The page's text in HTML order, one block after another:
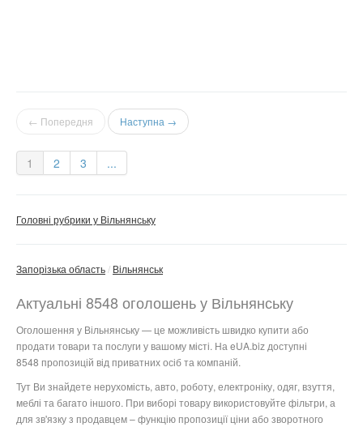
← Попередня Наступна →
1 2 3 ...
Головні рубрики у Вільнянську
Запорізька область Вільнянськ
Актуальні 8548 оголошень у Вільнянську
Оголошення у Вільнянську — це можливість швидко купити або
продати товари та послуги у вашому місті. На eUA.biz доступні
8548 пропозицій від приватних осіб та компаній.
Тут Ви знайдете нерухомість, авто, роботу, електроніку, одяг, взуття,
меблі та багато іншого. При виборі товару використовуйте фільтри, а
для зв'язку з продавцем – функцію пропозиції ціни або зворотного